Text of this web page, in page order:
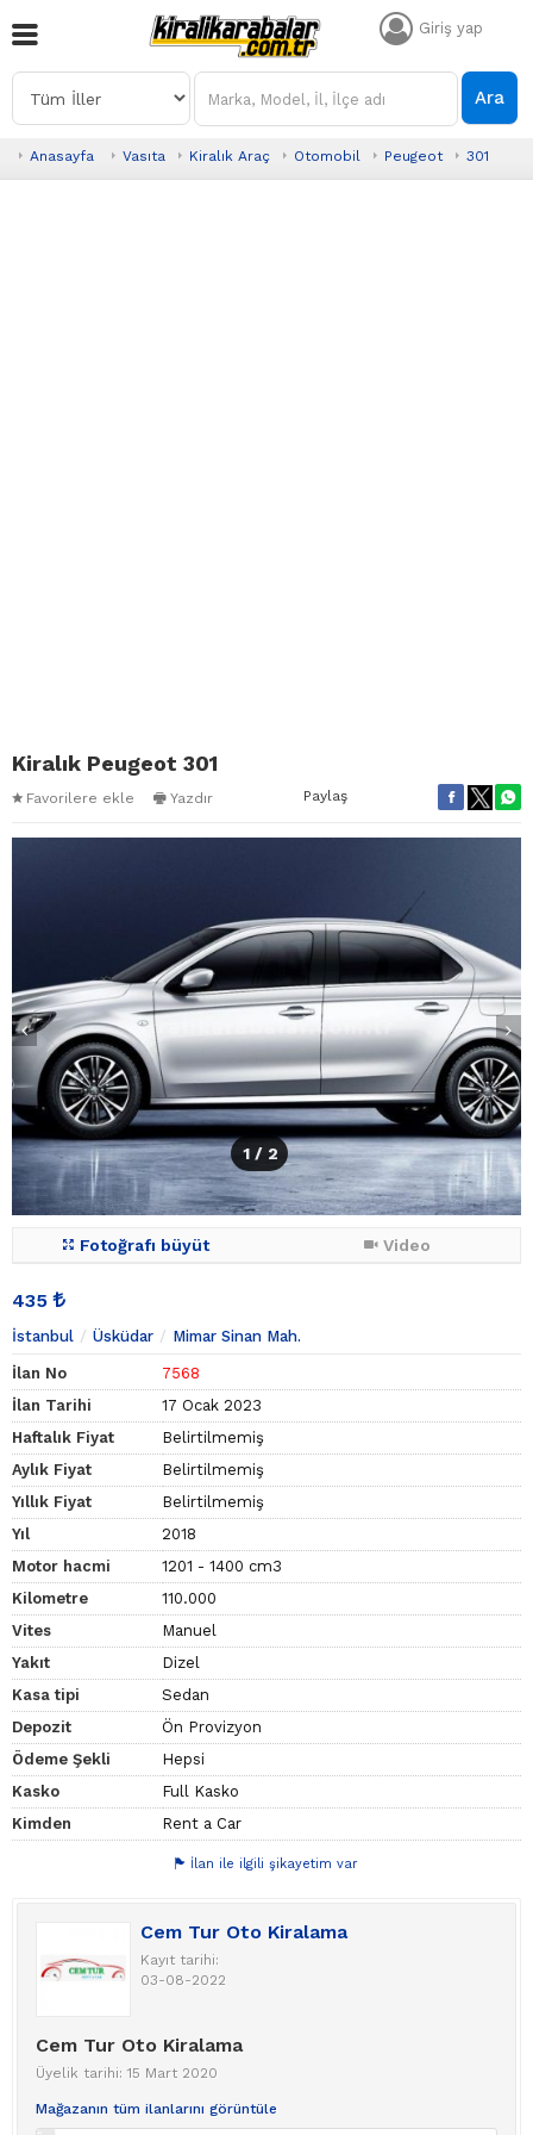
Giriş yap
Ara
Anasayfa Vasıta Kiralık Araç Otomobil Peugeot 301
Kiralık Peugeot 301
Favorilere ekle Yazdır Paylaş
1 / 2
Fotoğrafı büyüt Video
435
İstanbul Üsküdar Mimar Sinan Mah.
İlan No
7568
İlan Tarihi
17 Ocak 2023
Haftalık Fiyat
Belirtilmemiş
Aylık Fiyat
Belirtilmemiş
Yıllık Fiyat
Belirtilmemiş
Yıl
2018
Motor hacmi
1201 - 1400 cm3
Kilometre
110.000
Vites
Manuel
Yakıt
Dizel
Kasa tipi
Sedan
Depozit
Ön Provizyon
Ödeme Şekli
Hepsi
Kasko
Full Kasko
Kimden
Rent a Car
İlan ile ilgili şikayetim var
Cem Tur Oto Kiralama
Kayıt tarihi:
03-08-2022
Cem Tur Oto Kiralama
Üyelik tarihi: 15 Mart 2020
Mağazanın tüm ilanlarını görüntüle